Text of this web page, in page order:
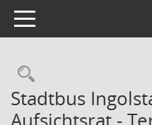
Toggle navigation
Stadtbus